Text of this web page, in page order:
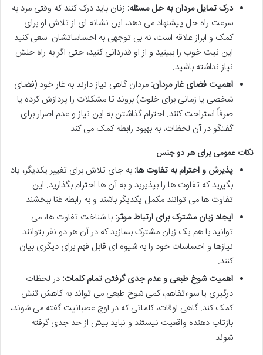
درک تمایل مردان به حل مسئله: زنان باید درک کنند که وقتی مرد به
سرعت راه حل پیشنهاد می دهد، این نشانه ای از تلاش او برای
کمک و ابراز علاقه است، نه بی توجهی به احساساتشان. سعی کنید
این نیت خوب را ببینید و از او قدردانی کنید، حتی اگر به راه حلش
نیاز نداشته باشید.
اهمیت فضای غار مردان: مردان گاهی نیاز دارند به غار خود (فضای
شخصی یا زمانی برای خلوت) بروند تا مشکلات را پردازش کرده یا
صرفاً استراحت کنند. احترام گذاشتن به این نیاز و عدم اصرار برای
گفتگو در آن لحظات، به بهبود رابطه کمک می کند.
نکات عمومی برای هر دو جنس
پذیرش و احترام به تفاوت ها: به جای تلاش برای تغییر یکدیگر، یاد
بگیرید که تفاوت ها را بپذیرید و به آن ها احترام بگذارید. این
تفاوت ها می توانند مکمل یکدیگر باشند و به رابطه غنا ببخشند.
ایجاد زبان مشترک برای ارتباط موثر: با شناخت تفاوت ها، می
توانید با هم یک زبان مشترک بسازید که در آن هر دو نفر بتوانند
نیازها و احساسات خود را به شیوه ای قابل فهم برای دیگری بیان
کنند.
اهمیت شوخ طبعی و عدم جدی گرفتن تمام کلمات: در لحظات
درگیری یا سوءتفاهم، کمی شوخ طبعی می تواند به کاهش تنش
کمک کند. گاهی اوقات، کلماتی که در اوج عصبانیت گفته می شوند،
بازتاب دهنده واقعیت نیستند و نباید بیش از حد جدی گرفته
شوند.